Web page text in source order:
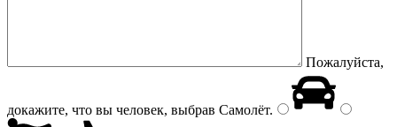
Пожалуйста,
докажите, что вы человек, выбрав Самолёт.